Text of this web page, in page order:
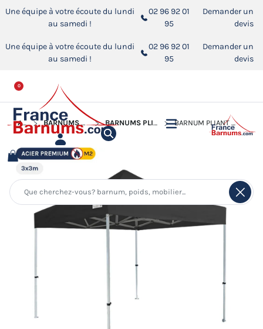
Une équipe à votre écoute du lundi
au samedi !
02 96 92 01
95
Demander un
devis
Une équipe à votre écoute du lundi
au samedi !
02 96 92 01
95
Demander un
devis
0
ACCUEIL BARNUMS PLIANTS - STANDS ACIER PREMIUM M2 BARNUMS PLIANTS - STANDS ACIER PREMIUM M2 3X3M BARNUM PLIANT - STAND ACIER PREMIUM M2 3X3M NOIR 380GR/M²